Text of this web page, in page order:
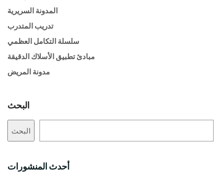
المدونة السريرية
تدريب المتدرب
سلسلة التكامل العظمي
مبادئ تطبيق الأسلاك الدقيقة
مدونة المريض
البحث
البحث
أحدث المنشورات